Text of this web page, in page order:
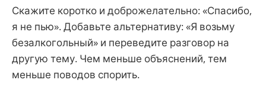
Скажите коротко и доброжелательно: «Спасибо,
я не пью». Добавьте альтернативу: «Я возьму
безалкогольный» и переведите разговор на
другую тему. Чем меньше объяснений, тем
меньше поводов спорить.